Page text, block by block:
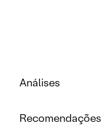
Análises
Recomendações